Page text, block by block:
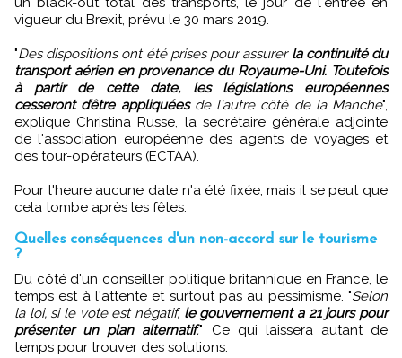
vigueur du Brexit, prévu le 30 mars 2019.
"Des dispositions ont été prises pour assurerla continuité du
transport aérien en provenance du Royaume-Uni. Toutefois
à partir de cette date, les législations européennes
cesseront d’être appliquéesde l'autre côté de la Manche",
explique Christina Russe, la secrétaire générale adjointe
de l'association européenne des agents de voyages et
des tour-opérateurs (ECTAA).
Pour l'heure aucune date n'a été fixée, mais il se peut que
cela tombe après les fêtes.
Quelles conséquences d'un non-accord sur le tourisme
?
Du côté d'un conseiller politique britannique en France, le
temps est à l'attente et surtout pas au pessimisme. "Selon
la loi, si le vote est négatif, le gouvernement a 21 jours pour
présenter un plan alternatif." Ce qui laissera autant de
temps pour trouver des solutions.